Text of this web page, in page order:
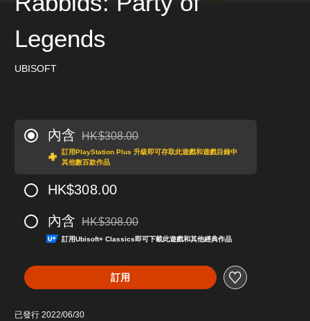
Legends
UBISOFT
內含 折扣前原價為HK$308.00
HK$308.00
訂用PlayStation Plus 升級即可存取此遊戲和遊戲目錄中
其他數百款作品
HK$308.00
內含 折扣前原價為HK$308.00
HK$308.00
訂用Ubisoft+ Classics即可下載此遊戲和其他經典作品
訂用
已發行 2022/06/30